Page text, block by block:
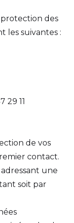
protection des
les suivantes :
29 11
de vos
contact.
une
soit par